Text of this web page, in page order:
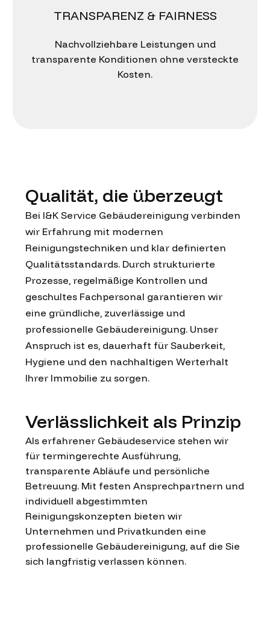
TRANSPARENZ & FAIRNESS
Nachvollziehbare Leistungen und
transparente Konditionen ohne versteckte
Kosten.
Qualität, die überzeugt
Bei I&K Service Gebäudereinigung verbinden
wir Erfahrung mit modernen
Reinigungstechniken und klar definierten
Qualitätsstandards. Durch strukturierte
Prozesse, regelmäßige Kontrollen und
geschultes Fachpersonal garantieren wir
eine gründliche, zuverlässige und
professionelle Gebäudereinigung. Unser
Anspruch ist es, dauerhaft für Sauberkeit,
Hygiene und den nachhaltigen Werterhalt
Ihrer Immobilie zu sorgen.
Verlässlichkeit als Prinzip
Als erfahrener Gebäudeservice stehen wir
für termingerechte Ausführung,
transparente Abläufe und persönliche
Betreuung. Mit festen Ansprechpartnern und
individuell abgestimmten
Reinigungskonzepten bieten wir
Unternehmen und Privatkunden eine
professionelle Gebäudereinigung, auf die Sie
sich langfristig verlassen können.